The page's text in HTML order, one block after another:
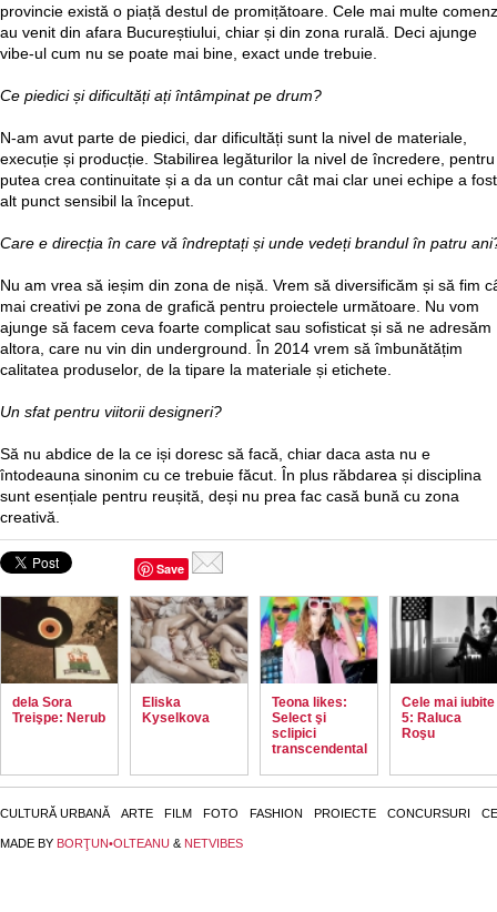
provincie există o piață destul de promițătoare. Cele mai multe
au venit din afara Bucureștiului, chiar și din zona rurală. Deci ajunge
vibe-ul cum nu se poate mai bine, exact unde trebuie.
Ce piedici și dificultăți ați întâmpinat pe drum?
N-am avut parte de piedici, dar dificultăți sunt la nivel de materiale,
execuție și producție. Stabilirea legăturilor la nivel de încredere,
putea crea continuitate și a da un contur cât mai clar unei echipe a fost
alt punct sensibil la început.
Care e direcția în care vă îndreptați și unde vedeți brandul în patru
Nu am vrea să ieșim din zona de nișă. Vrem să diversificăm și să fim
mai creativi pe zona de grafică pentru proiectele următoare. Nu vom
ajunge să facem ceva foarte complicat sau sofisticat și să ne adresăm
altora, care nu vin din underground. În 2014 vrem să îmbunătățim
calitatea produselor, de la tipare la materiale și etichete.
Un sfat pentru viitorii designeri?
Să nu abdice de la ce iși doresc să facă, chiar daca asta nu e
întodeauna sinonim cu ce trebuie făcut. În plus răbdarea și disciplina
sunt esențiale pentru reușită, deși nu prea fac casă bună cu zona
creativă.
Save
dela Sora
Treişpe: Nerub
Eliska
Kyselkova
Teona likes:
Select şi
sclipici
transcendental
Cele mai iubite
5: Raluca
Roşu
CULTURĂ URBANĂ ARTE FILM FOTO FASHION PROIECTE CONCURSURI
MADE BY BORŢUN•OLTEANU & NETVIBES